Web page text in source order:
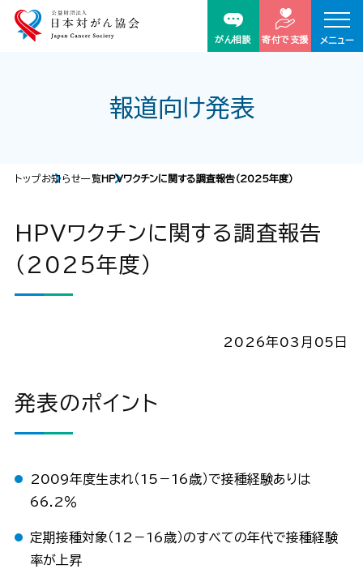
がん相談 寄付で支援 メニュー
報道向け発表
トップお知らせ一覧HPVワクチンに関する調査報告（2025年度）
HPVワクチンに関する調査報告
（2025年度）
2026年03月05日
発表のポイント
2009年度生まれ（15－16歳）で接種経験ありは
66.2％
定期接種対象（12－16歳）のすべての年代で接種経験
率が上昇